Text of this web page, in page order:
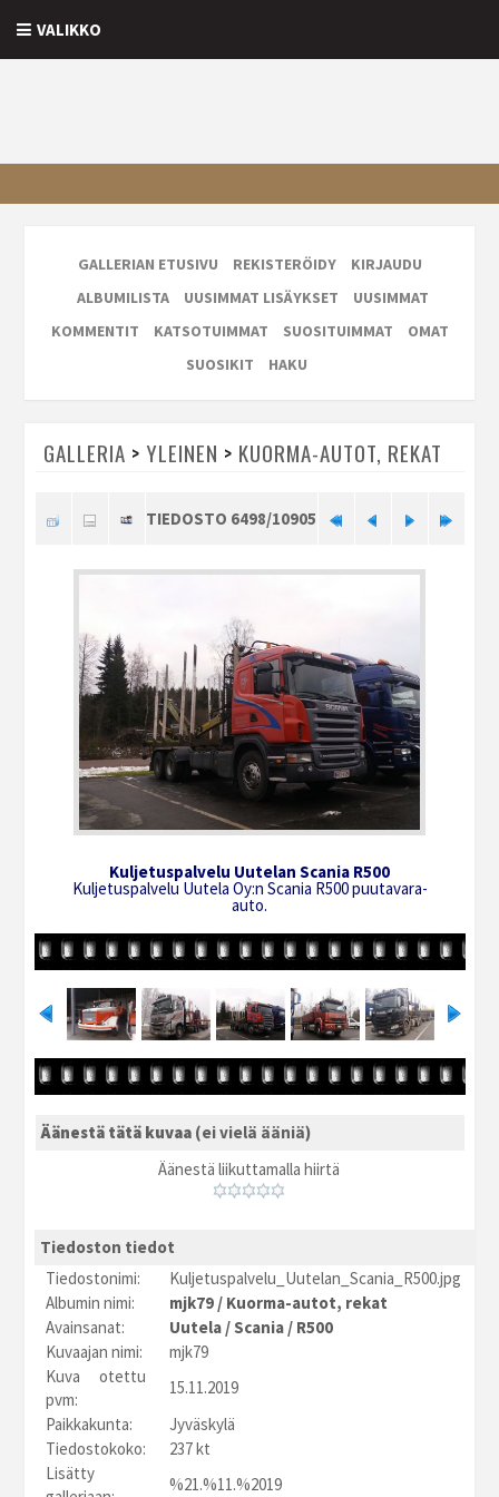
VALIKKO
GALLERIAN ETUSIVU REKISTERÖIDY
KIRJAUDU
ALBUMILISTA
UUSIMMAT LISÄYKSET
UUSIMMAT
KOMMENTIT
KATSOTUIMMAT SUOSITUIMMAT
OMAT
SUOSIKIT
HAKU
GALLERIA > YLEINEN > KUORMA-AUTOT, REKAT
TIEDOSTO 6498/10905
Kuljetuspalvelu Uutelan Scania R500
Kuljetuspalvelu Uutela Oy:n Scania R500 puutavara-
auto.
Äänestä tätä kuvaa (ei vielä ääniä)
Äänestä liikuttamalla hiirtä
Tiedoston tiedot
Tiedostonimi:
Kuljetuspalvelu_Uutelan_Scania_R500.jpg
Albumin nimi:
mjk79 / Kuorma-autot, rekat
Avainsanat:
Uutela /Scania / R500
Kuvaajan nimi:
mjk79
Kuva otettu
pvm:
15.11.2019
Paikkakunta:
Jyväskylä
Tiedostokoko:
237 kt
Lisätty
%21.%11.%2019